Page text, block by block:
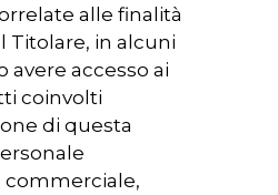
alle finalità
Titolare, in alcuni
avere accesso ai
coinvolti
di questa
commerciale,